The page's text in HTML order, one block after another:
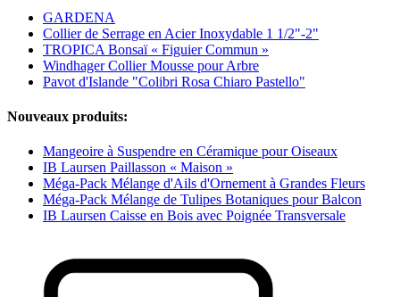
GARDENA
Collier de Serrage en Acier Inoxydable 1 1/2"-2"
TROPICA Bonsaï « Figuier Commun »
Windhager Collier Mousse pour Arbre
Pavot d'Islande "Colibri Rosa Chiaro Pastello"
Nouveaux produits:
Mangeoire à Suspendre en Céramique pour Oiseaux
IB Laursen Paillasson « Maison »
Méga-Pack Mélange d'Ails d'Ornement à Grandes Fleurs
Méga-Pack Mélange de Tulipes Botaniques pour Balcon
IB Laursen Caisse en Bois avec Poignée Transversale